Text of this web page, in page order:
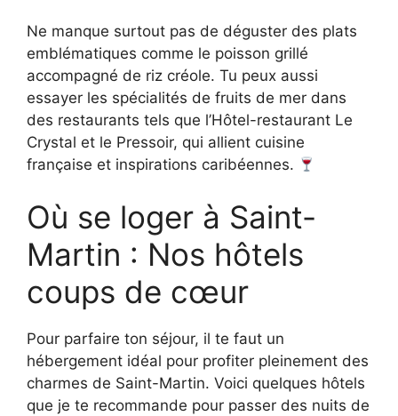
Ne manque surtout pas de déguster des plats
emblématiques comme le poisson grillé
accompagné de riz créole. Tu peux aussi
essayer les spécialités de fruits de mer dans
des restaurants tels que l’Hôtel-restaurant Le
Crystal et le Pressoir, qui allient cuisine
française et inspirations caribéennes.
Où se loger à Saint-
Martin : Nos hôtels
coups de cœur
Pour parfaire ton séjour, il te faut un
hébergement idéal pour profiter pleinement des
charmes de Saint-Martin. Voici quelques hôtels
que je te recommande pour passer des nuits de